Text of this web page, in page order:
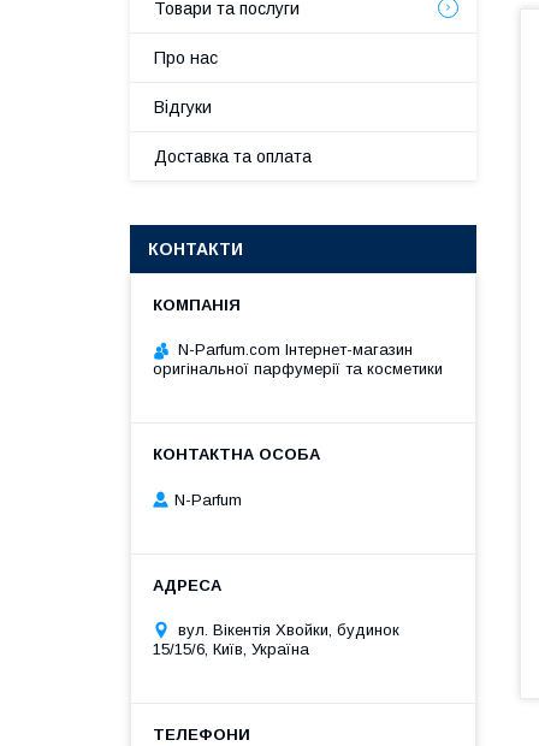
Товари та послуги
Про нас
Відгуки
Доставка та оплата
КОНТАКТИ
N-Parfum.com Інтернет-магазин
оригінальної парфумерії та косметики
N-Parfum
вул. Вікентія Хвойки, будинок
15/15/6, Київ, Україна